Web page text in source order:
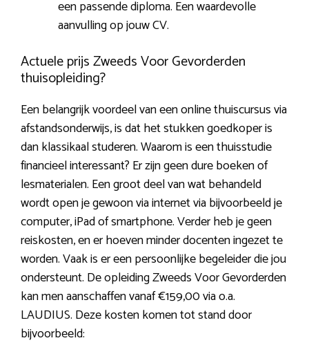
een passende diploma. Een waardevolle
aanvulling op jouw CV.
Actuele prijs Zweeds Voor Gevorderden
thuisopleiding?
Een belangrijk voordeel van een online thuiscursus via
afstandsonderwijs, is dat het stukken goedkoper is
dan klassikaal studeren. Waarom is een thuisstudie
financieel interessant? Er zijn geen dure boeken of
lesmaterialen. Een groot deel van wat behandeld
wordt open je gewoon via internet via bijvoorbeeld je
computer, iPad of smartphone. Verder heb je geen
reiskosten, en er hoeven minder docenten ingezet te
worden. Vaak is er een persoonlijke begeleider die jou
ondersteunt. De opleiding Zweeds Voor Gevorderden
kan men aanschaffen vanaf €159,00 via o.a.
LAUDIUS. Deze kosten komen tot stand door
bijvoorbeeld: